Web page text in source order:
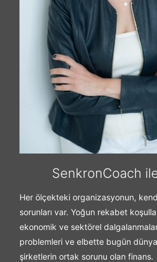
SenkronCoach
Her ölçekteki organizasyonun,
sorunları var. Yoğun rekabet
ekonomik ve sektörel
problemleri ve elbette bugün
şirketlerin ortak sorunu olan finans.